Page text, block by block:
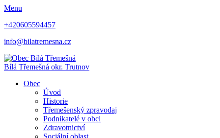
Menu
+420605594457
info@bilatremesna.cz
Bílá Třemešná okr. Trutnov
Obec
Úvod
Historie
Třemešenský zpravodaj
Podnikatelé v obci
Zdravotnictví
Sociální oblast